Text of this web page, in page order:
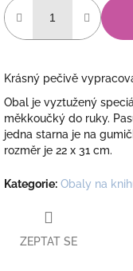
Krásný pečivě
Obal je vyztužený
měkkoučký do ruky.
jedna starna je na
rozměr je 22 x 31 cm.
Kategorie: Obaly na
ZEPTAT SE